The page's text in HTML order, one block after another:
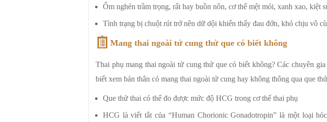
Ốm nghén trầm trọng, rất hay buồn nôn, cơ thể mệt mỏi, xanh xao, kiệt
Tình trạng bị chuột rút trở nên dữ dội khiến thấy đau đớn, khó chịu vô
Mang thai ngoài tử cung thử que có biết không
Thai phụ mang thai ngoài tử cung thử que có biết không? Các chuyên
biết xem bản thân có mang thai ngoài tử cung hay không thông qua que
Que thử thai có thể đo được mức độ HCG trong cơ thể thai phụ
HCG là viết tắt của “Human Chorionic Gonadotropin” là một loại